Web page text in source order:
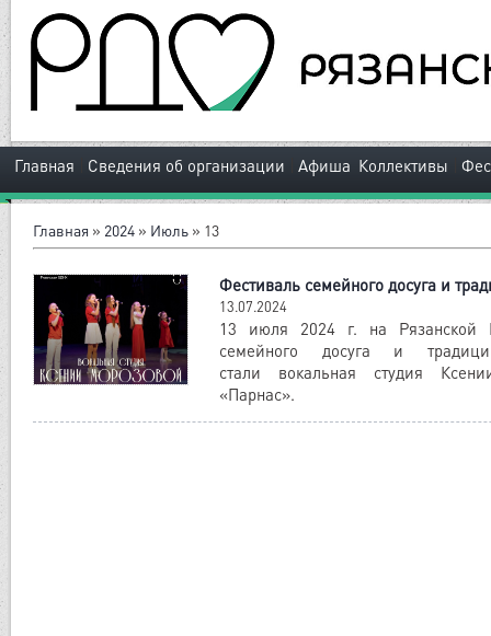
Главная Сведения об организации Афиша Коллективы
Главная » 2024 » Июль » 13
Фестиваль семейного досуга и
13.07.2024
13 июля 2024 г. на Рязанской
семейного досуга и
стали вокальная студия
«Парнас».